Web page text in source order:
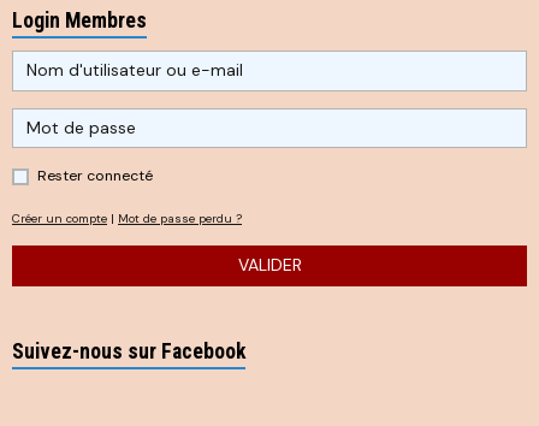
Login Membres
Rester connecté
Créer un compte | Mot de passe perdu ?
VALIDER
Suivez-nous sur Facebook